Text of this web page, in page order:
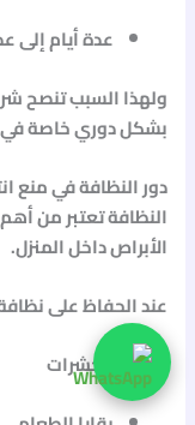
عدة أيام إلى
ولهذا السبب تنصح
بشكل دوري خاصة في
دور النظافة في منع
النظافة تعتبر من
الأبراص داخل المنزل.
عند الحفاظ على
الحشرات